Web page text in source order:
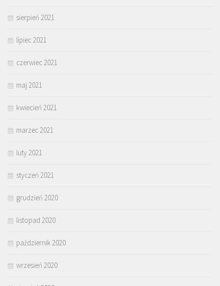
sierpień 2021
lipiec 2021
czerwiec 2021
maj 2021
kwiecień 2021
marzec 2021
luty 2021
styczeń 2021
grudzień 2020
listopad 2020
październik 2020
wrzesień 2020